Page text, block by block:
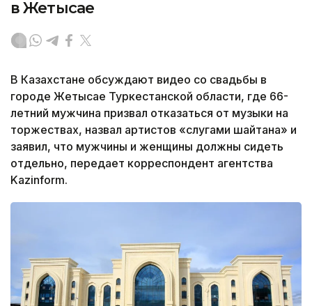
в Жетысае
В Казахстане обсуждают видео со свадьбы в
городе Жетысае Туркестанской области, где 66-
летний мужчина призвал отказаться от музыки на
торжествах, назвал артистов «слугами шайтана» и
заявил, что мужчины и женщины должны сидеть
отдельно, передает корреспондент агентства
Kazinform.